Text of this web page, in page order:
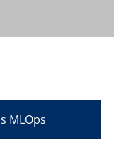
MLOps